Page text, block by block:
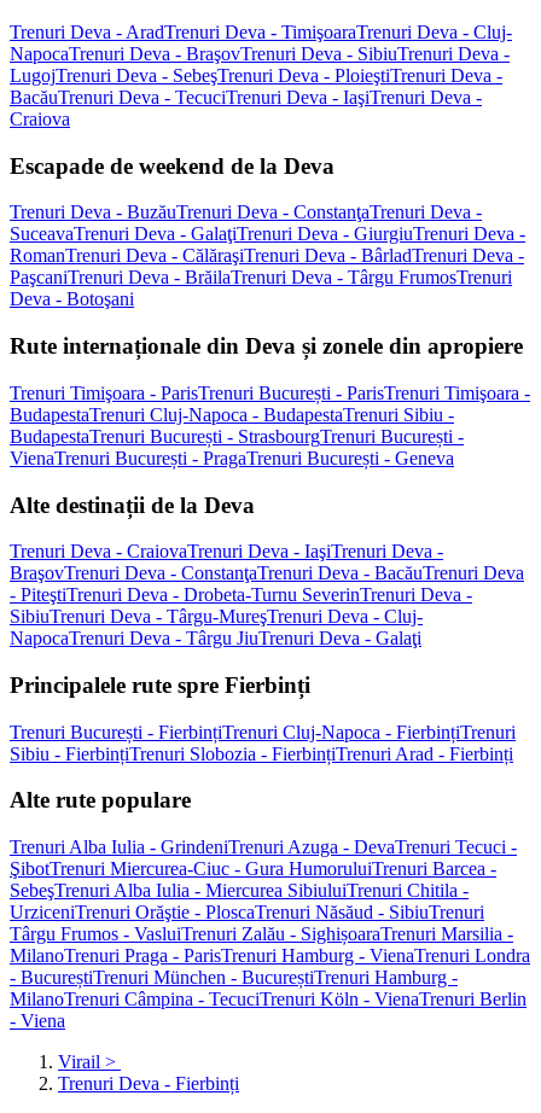
Trenuri Deva - AradTrenuri Deva - TimişoaraTrenuri Deva - Cluj-
NapocaTrenuri Deva - BraşovTrenuri Deva - SibiuTrenuri Deva -
LugojTrenuri Deva - SebeşTrenuri Deva - PloieştiTrenuri Deva -
BacăuTrenuri Deva - TecuciTrenuri Deva - IaşiTrenuri Deva -
Craiova
Escapade de weekend de la Deva
Trenuri Deva - BuzăuTrenuri Deva - ConstanţaTrenuri Deva -
SuceavaTrenuri Deva - GalaţiTrenuri Deva - GiurgiuTrenuri Deva -
RomanTrenuri Deva - CălăraşiTrenuri Deva - BârladTrenuri Deva -
PaşcaniTrenuri Deva - BrăilaTrenuri Deva - Târgu FrumosTrenuri
Deva - Botoşani
Rute internaționale din Deva și zonele din apropiere
Trenuri Timişoara - ParisTrenuri București - ParisTrenuri Timişoara -
BudapestaTrenuri Cluj-Napoca - BudapestaTrenuri Sibiu -
BudapestaTrenuri București - StrasbourgTrenuri București -
VienaTrenuri București - PragaTrenuri București - Geneva
Alte destinații de la Deva
Trenuri Deva - CraiovaTrenuri Deva - IaşiTrenuri Deva -
BraşovTrenuri Deva - ConstanţaTrenuri Deva - BacăuTrenuri Deva
- PiteştiTrenuri Deva - Drobeta-Turnu SeverinTrenuri Deva -
SibiuTrenuri Deva - Târgu-MureşTrenuri Deva - Cluj-
NapocaTrenuri Deva - Târgu JiuTrenuri Deva - Galaţi
Principalele rute spre Fierbinți
Trenuri București - FierbințiTrenuri Cluj-Napoca - FierbințiTrenuri
Sibiu - FierbințiTrenuri Slobozia - FierbințiTrenuri Arad - Fierbinți
Alte rute populare
Trenuri Alba Iulia - GrindeniTrenuri Azuga - DevaTrenuri Tecuci -
ŞibotTrenuri Miercurea-Ciuc - Gura HumoruluiTrenuri Barcea -
SebeşTrenuri Alba Iulia - Miercurea SibiuluiTrenuri Chitila -
UrziceniTrenuri Orăştie - PloscaTrenuri Năsăud - SibiuTrenuri
Târgu Frumos - VasluiTrenuri Zalău - SighișoaraTrenuri Marsilia -
MilanoTrenuri Praga - ParisTrenuri Hamburg - VienaTrenuri Londra
- BucureștiTrenuri München - BucureștiTrenuri Hamburg -
MilanoTrenuri Câmpina - TecuciTrenuri Köln - VienaTrenuri Berlin
- Viena
Virail >
Trenuri Deva - Fierbinți